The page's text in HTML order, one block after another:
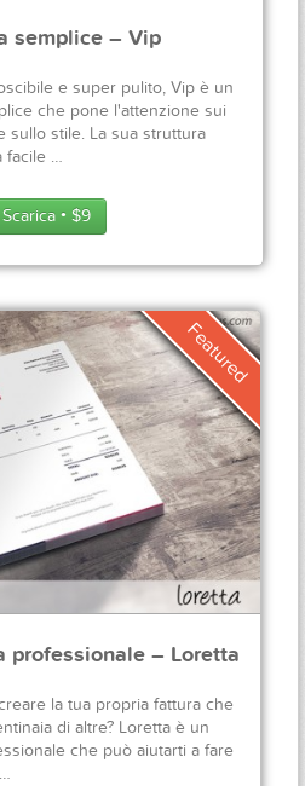
semplice – Vip
e super pulito, Vip è un
che pone l'attenzione sui
sullo stile. La sua struttura
facile …
● $9
professionale – Loretta
la tua propria fattura che
di altre? Loretta è un
che può aiutarti a fare